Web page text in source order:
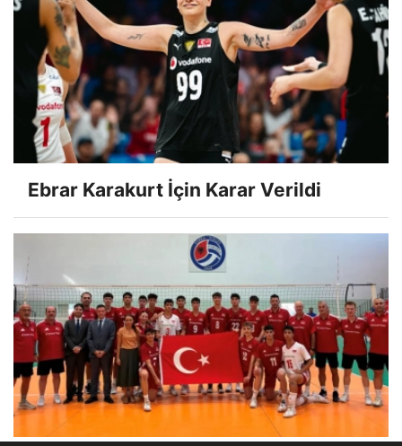
Ebrar Karakurt İçin Karar Verildi